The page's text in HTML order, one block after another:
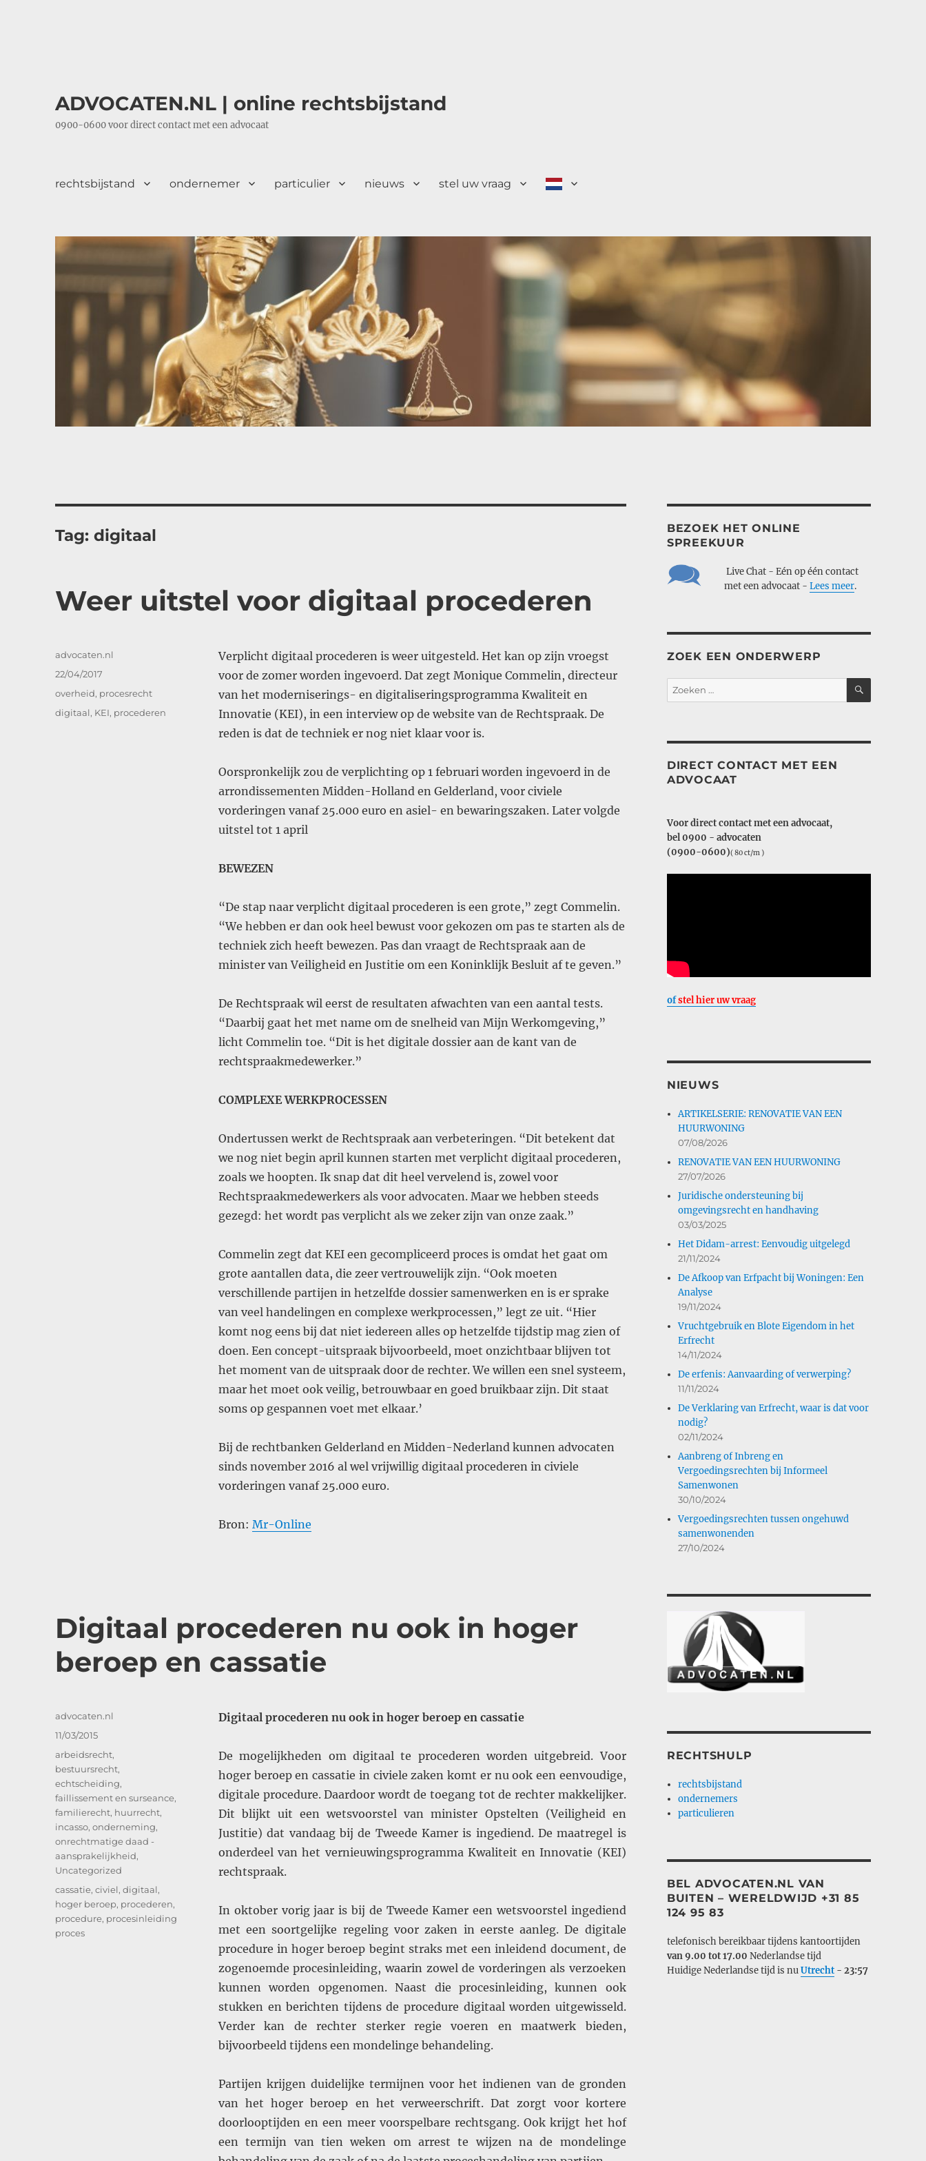
ADVOCATEN.NL | online rechtsbijstand
0900-0600 voor direct contact met een advocaat
rechtsbijstand ondernemer particulier nieuws stel uw vraag
Tag:digitaal
Weer uitstel voor digitaal procederen
Verplicht digitaal procederen is weer uitgesteld. Het kan op zijn vroegst
voor de zomer worden ingevoerd. Dat zegt Monique Commelin, directeur
van het moderniserings- en digitaliseringsprogramma Kwaliteit en
Innovatie (KEI), in een interview op de website van de Rechtspraak. De
reden is dat de techniek er nog niet klaar voor is.
Oorspronkelijk zou de verplichting op 1 februari worden ingevoerd in de
arrondissementen Midden-Holland en Gelderland, voor civiele
vorderingen vanaf 25.000 euro en asiel- en bewaringszaken. Later volgde
uitstel tot 1 april
BEWEZEN
“De stap naar verplicht digitaal procederen is een grote,” zegt Commelin.
“We hebben er dan ook heel bewust voor gekozen om pas te starten als de
techniek zich heeft bewezen. Pas dan vraagt de Rechtspraak aan de
minister van Veiligheid en Justitie om een Koninklijk Besluit af te geven.”
De Rechtspraak wil eerst de resultaten afwachten van een aantal tests.
“Daarbij gaat het met name om de snelheid van Mijn Werkomgeving,”
licht Commelin toe. “Dit is het digitale dossier aan de kant van de
rechtspraakmedewerker.”
COMPLEXE WERKPROCESSEN
Ondertussen werkt de Rechtspraak aan verbeteringen. “Dit betekent dat
we nog niet begin april kunnen starten met verplicht digitaal procederen,
zoals we hoopten. Ik snap dat dit heel vervelend is, zowel voor
Rechtspraakmedewerkers als voor advocaten. Maar we hebben steeds
gezegd: het wordt pas verplicht als we zeker zijn van onze zaak.”
Commelin zegt dat KEI een gecompliceerd proces is omdat het gaat om
grote aantallen data, die zeer vertrouwelijk zijn. “Ook moeten
verschillende partijen in hetzelfde dossier samenwerken en is er sprake
van veel handelingen en complexe werkprocessen,” legt ze uit. “Hier
komt nog eens bij dat niet iedereen alles op hetzelfde tijdstip mag zien of
doen. Een concept-uitspraak bijvoorbeeld, moet onzichtbaar blijven tot
het moment van de uitspraak door de rechter. We willen een snel systeem,
maar het moet ook veilig, betrouwbaar en goed bruikbaar zijn. Dit staat
soms op gespannen voet met elkaar.’
Bij de rechtbanken Gelderland en Midden-Nederland kunnen advocaten
sinds november 2016 al wel vrijwillig digitaal procederen in civiele
vorderingen vanaf 25.000 euro.
Bron: Mr-Online
Auteur
advocaten.nl
Geplaatst
22/04/2017
Categorieën
overheid, procesrecht
Tags
digitaal, KEI, procederen
Digitaal procederen nu ook in hoger
beroep en cassatie
Digitaal procederen nu ook in hoger beroep en cassatie
De mogelijkheden om digitaal te procederen worden uitgebreid. Voor
hoger beroep en cassatie in civiele zaken komt er nu ook een eenvoudige,
digitale procedure. Daardoor wordt de toegang tot de rechter makkelijker.
Dit blijkt uit een wetsvoorstel van minister Opstelten (Veiligheid en
Justitie) dat vandaag bij de Tweede Kamer is ingediend. De maatregel is
onderdeel van het vernieuwingsprogramma Kwaliteit en Innovatie (KEI)
rechtspraak.
In oktober vorig jaar is bij de Tweede Kamer een wetsvoorstel ingediend
met een soortgelijke regeling voor zaken in eerste aanleg. De digitale
procedure in hoger beroep begint straks met een inleidend document, de
zogenoemde procesinleiding, waarin zowel de vorderingen als verzoeken
kunnen worden opgenomen. Naast die procesinleiding, kunnen ook
stukken en berichten tijdens de procedure digitaal worden uitgewisseld.
Verder kan de rechter sterker regie voeren en maatwerk bieden,
bijvoorbeeld tijdens een mondelinge behandeling.
Partijen krijgen duidelijke termijnen voor het indienen van de gronden
van het hoger beroep en het verweerschrift. Dat zorgt voor kortere
doorlooptijden en een meer voorspelbare rechtsgang. Ook krijgt het hof
een termijn van tien weken om arrest te wijzen na de mondelinge
Auteur
advocaten.nl
Geplaatst
op
11/03/2015
Categorieën
arbeidsrecht,
bestuursrecht,
echtscheiding,
faillissement en surseance,
familierecht, huurrecht,
incasso,onderneming,
onrechtmatige daad -
aansprakelijkheid,
Uncategorized
Tags
cassatie,civiel,digitaal,
hoger beroep, procederen,
procedure, procesinleiding
proces
BEZOEK HET ONLINE
SPREEKUUR
Live Chat - Eén op één contact
met een advocaat - Lees meer.
ZOEK EEN ONDERWERP
Zoeken
naar:
ZOEKEN
DIRECT CONTACT MET EEN
ADVOCAAT
Voor direct contact met een advocaat,
bel 0900 - advocaten
(0900-0600)( 80 ct/m )
ofstel hier uw vraag
NIEUWS
ARTIKELSERIE: RENOVATIE VAN EEN
HUURWONING
07/08/2026
RENOVATIE VAN EEN HUURWONING
27/07/2026
Juridische ondersteuning bij
omgevingsrecht en handhaving
03/03/2025
Het Didam-arrest: Eenvoudig uitgelegd
21/11/2024
De Afkoop van Erfpacht bij Woningen: Een
Analyse
19/11/2024
Vruchtgebruik en Blote Eigendom in het
Erfrecht
14/11/2024
De erfenis: Aanvaarding of verwerping?
11/11/2024
De Verklaring van Erfrecht, waar is dat voor
nodig?
02/11/2024
Aanbreng of Inbreng en
Vergoedingsrechten bij Informeel
Samenwonen
30/10/2024
Vergoedingsrechten tussen ongehuwd
samenwonenden
27/10/2024
RECHTSHULP
rechtsbijstand
ondernemers
particulieren
BEL ADVOCATEN.NL VAN
BUITEN – WERELDWIJD +31 85
124 95 83
telefonisch bereikbaar tijdens kantoortijden
van 9.00 tot 17.00 Nederlandse tijd
Huidige Nederlandse tijd is nuUtrecht- 23:57